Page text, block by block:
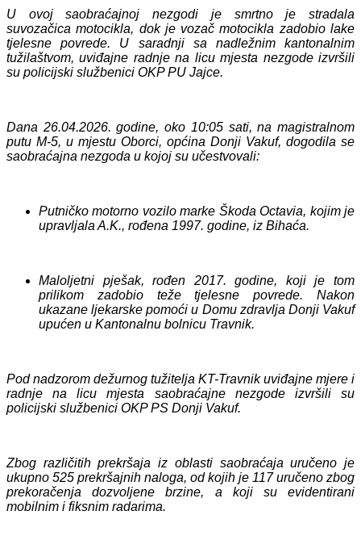
U ovoj saobraćajnoj nezgodi je smrtno je stradala
suvozačica motocikla, dok je vozač motocikla zadobio lake
tjelesne povrede. U saradnji sa nadležnim kantonalnim
tužilaštvom, uviđajne radnje na licu mjesta nezgode izvršili
su policijski službenici OKP PU Jajce.
Dana 26.04.2026. godine, oko 10:05 sati, na magistralnom
putu M-5, u mjestu Oborci, općina Donji Vakuf, dogodila se
saobraćajna nezgoda u kojoj su učestvovali:
Putničko motorno vozilo marke Škoda Octavia, kojim je
upravljala A.K., rođena 1997. godine, iz Bihaća.
Maloljetni pješak, rođen 2017. godine, koji je tom
prilikom zadobio teže tjelesne povrede. Nakon
ukazane ljekarske pomoći u Domu zdravlja Donji Vakuf
upućen u Kantonalnu bolnicu Travnik.
Pod nadzorom dežurnog tužitelja KT-Travnikuviđajne mjere i
radnje na licu mjesta saobraćajne nezgode izvršili su
policijski službenici OKP PS Donji Vakuf.
Zbog različitih prekršaja iz oblasti saobraćaja uručeno je
ukupno 525 prekršajnih naloga, od kojih je 117uručeno zbog
prekoračenja dozvoljene brzine, a koji su evidentirani
mobilnim i fiksnim radarima.